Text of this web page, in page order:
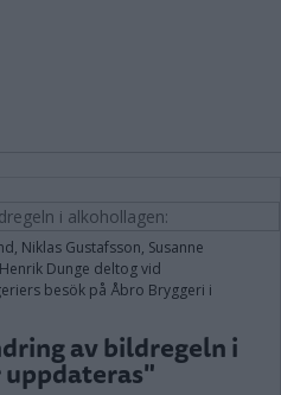
Niklas Gustafsson, Susanne
Dunge deltog vid
besök på Åbro Bryggeri i
av bildregeln i